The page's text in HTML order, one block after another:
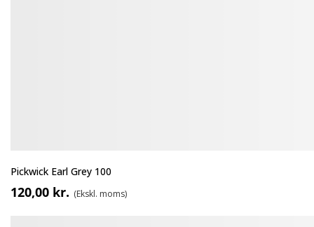
Pickwick Earl Grey 100
120,00 kr.